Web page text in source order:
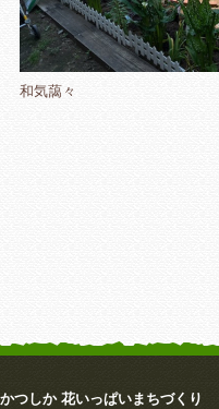
和気藹々
かつしか 花いっぱいまちづくり